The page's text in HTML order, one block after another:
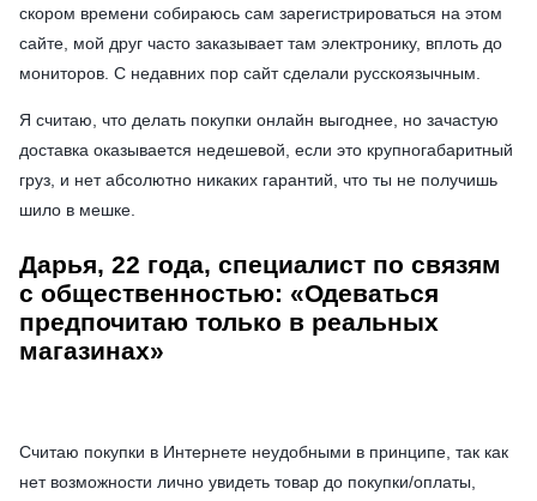
скором времени собираюсь сам зарегистрироваться на этом
сайте, мой друг часто заказывает там электронику, вплоть до
мониторов. С недавних пор сайт сделали русскоязычным.
Я считаю, что делать покупки онлайн выгоднее, но зачастую
доставка оказывается недешевой, если это крупногабаритный
груз, и нет абсолютно никаких гарантий, что ты не получишь
шило в мешке.
Дарья, 22 года, специалист по связям
с общественностью: «Одеваться
предпочитаю только в реальных
магазинах»
Считаю покупки в Интернете неудобными в принципе, так как
нет возможности лично увидеть товар до покупки/оплаты,